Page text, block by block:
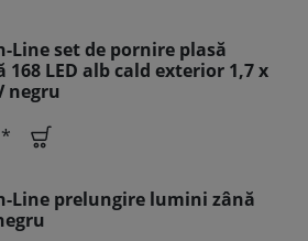
Line set de pornire plasă
LED alb cald exterior 1,7 x
negru
Line prelungire lumini zână